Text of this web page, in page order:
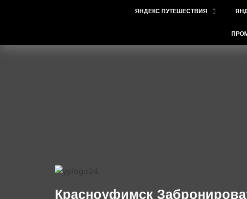
ЯНДЕКС ПУТЕШЕСТВИЯ
Красноуфимск